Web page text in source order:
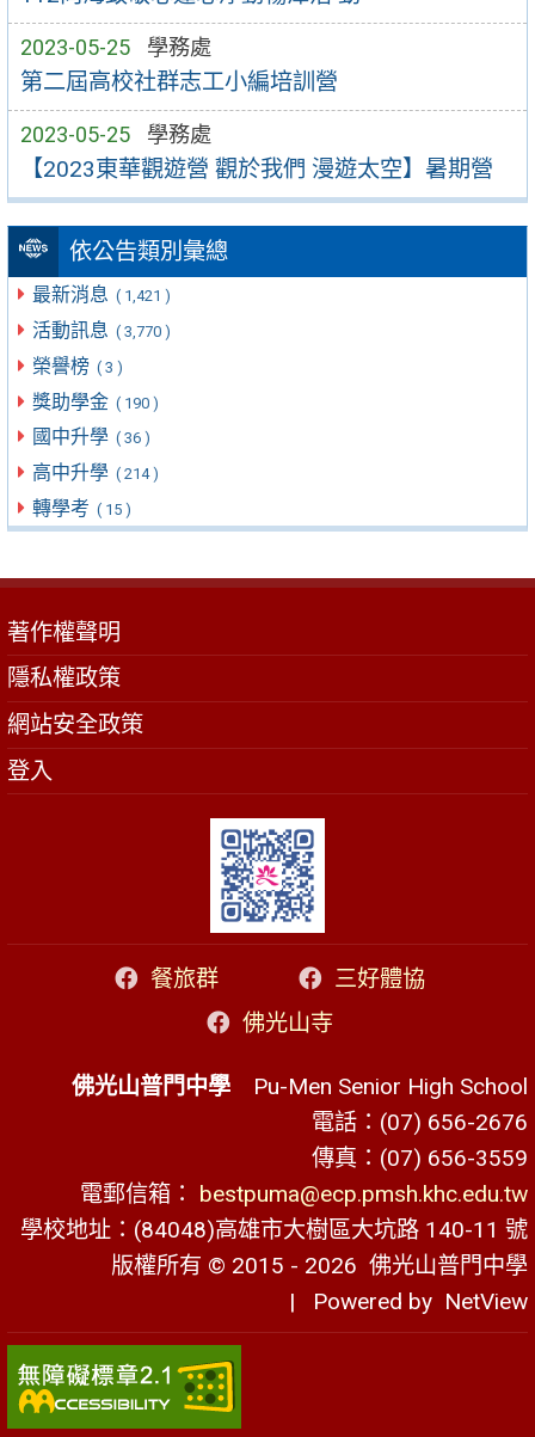
2023-05-25 學務處
第二屆高校社群志工小編培訓營
2023-05-25 學務處
【2023東華觀遊營 觀於我們 漫遊太空】暑期營
依公告類別彙總
最新消息 ( 1,421 )
活動訊息 ( 3,770 )
榮譽榜 ( 3 )
獎助學金 ( 190 )
國中升學 ( 36 )
高中升學 ( 214 )
轉學考 ( 15 )
著作權聲明
隱私權政策
網站安全政策
登入
餐旅群
三好體協
佛光山寺
佛光山普門中學 Pu-Men Senior High School
電話：(07) 656-2676
傳真：(07) 656-3559
電郵信箱： bestpuma@ecp.pmsh.khc.edu.tw
學校地址：(84048)高雄市大樹區大坑路 140-11 號
版權所有 © 2015 - 2026 佛光山普門中學
| Powered by NetView